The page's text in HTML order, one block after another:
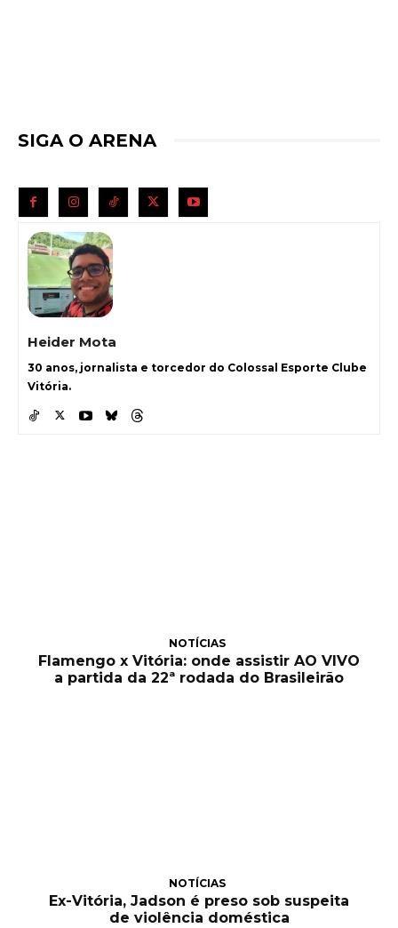
SIGA O ARENA
Heider Mota
30 anos, jornalista e torcedor do Colossal Esporte Clube
Vitória.
NOTÍCIAS
Flamengo x Vitória: onde assistir AO VIVO
a partida da 22ª rodada do Brasileirão
NOTÍCIAS
Ex-Vitória, Jadson é preso sob suspeita
de violência doméstica